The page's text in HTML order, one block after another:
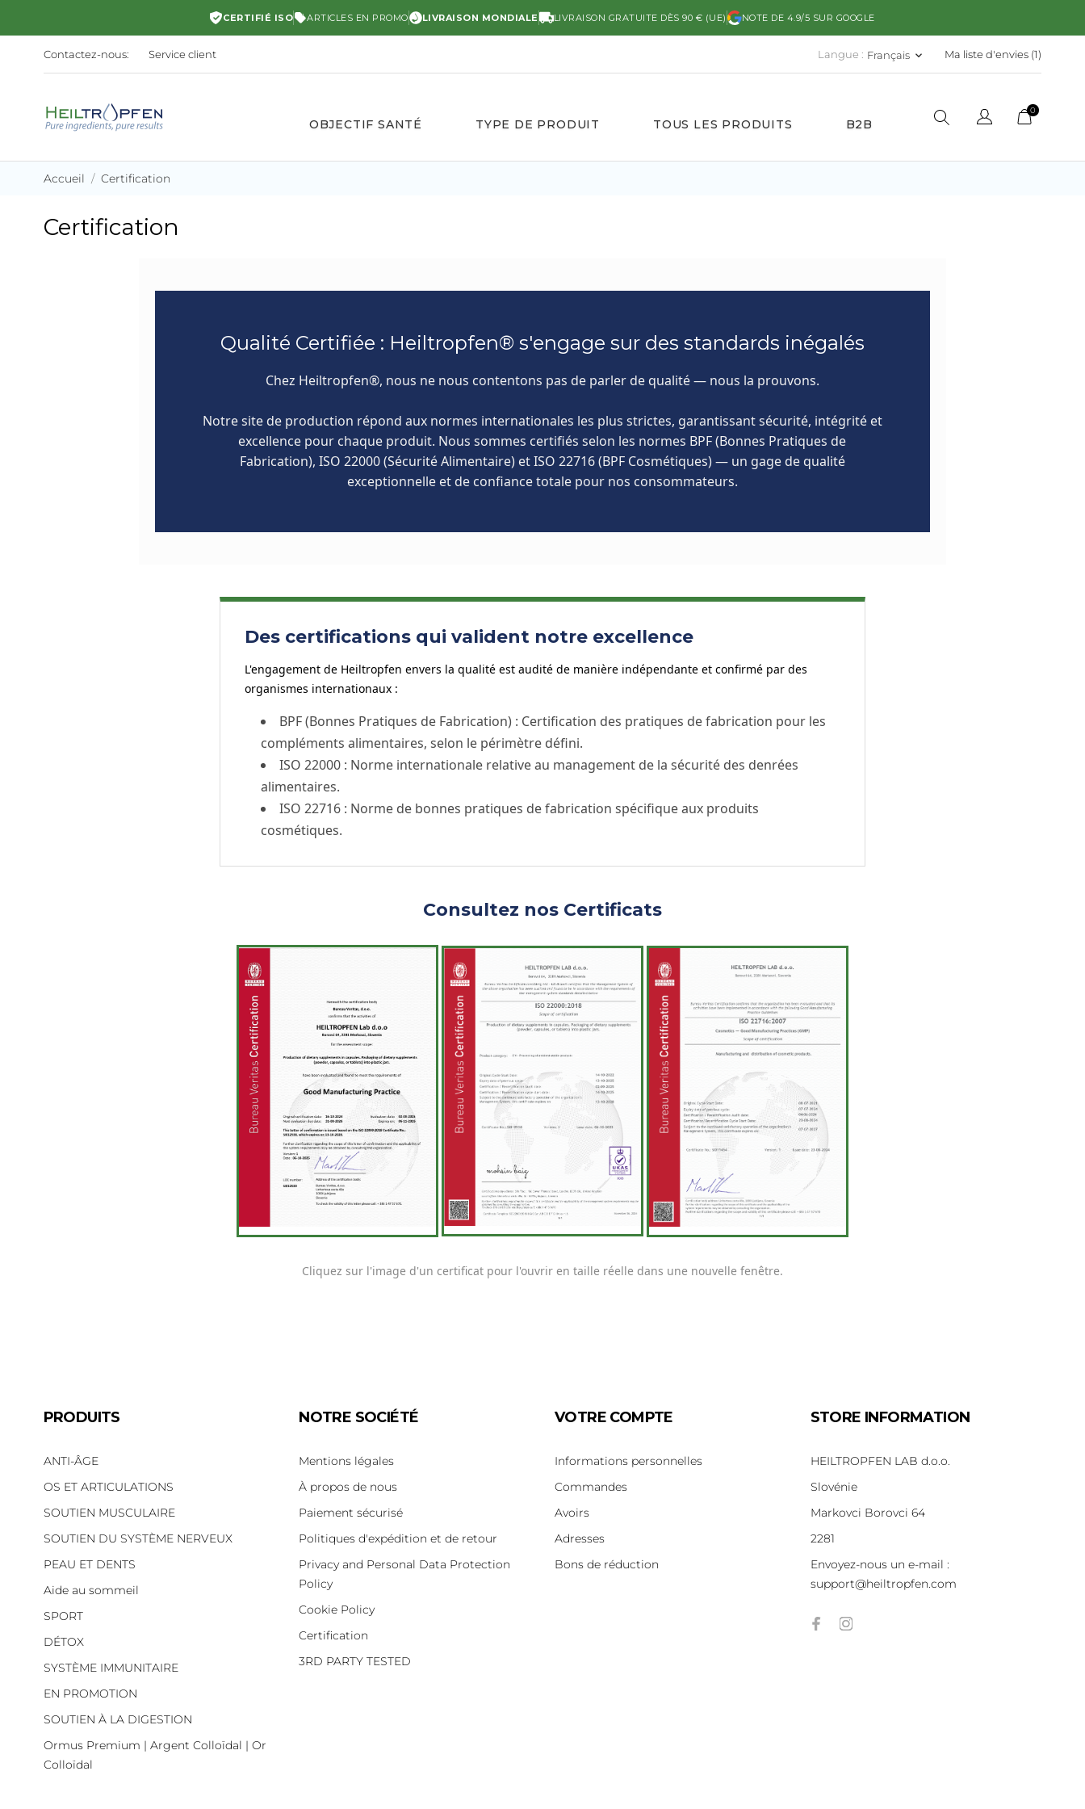
CERTIFIÉ ISO ARTICLES EN PROMO LIVRAISON MONDIALE LIVRAISON GRATUITE DÈS 90 € (UE) NOTE DE 4.9/5 SUR GOOGLE
Contactez-nous: Service client Langue : Français keyboard_arrow_down Ma liste d'envies (1)
OBJECTIF SANTÉ TYPE DE PRODUIT TOUS LES PRODUITS B2B
0
Accueil Certification
Certification
Qualité Certifiée : Heiltropfen®️ s'engage sur des standards inégalés
Chez Heiltropfen®️, nous ne nous contentons pas de parler de qualité — nous la prouvons.
Notre site de production répond aux normes internationales les plus strictes, garantissant sécurité, intégrité et
excellence pour chaque produit. Nous sommes certifiés selon les normes BPF (Bonnes Pratiques de
Fabrication), ISO 22000 (Sécurité Alimentaire) et ISO 22716 (BPF Cosmétiques) — un gage de qualité
exceptionnelle et de confiance totale pour nos consommateurs.
Des certifications qui valident notre excellence
L'engagement de Heiltropfen envers la qualité est audité de manière indépendante et confirmé par des
organismes internationaux :
BPF (Bonnes Pratiques de Fabrication) : Certification des pratiques de fabrication pour les
compléments alimentaires, selon le périmètre défini.
ISO 22000 : Norme internationale relative au management de la sécurité des denrées
alimentaires.
ISO 22716 : Norme de bonnes pratiques de fabrication spécifique aux produits
cosmétiques.
Consultez nos Certificats
Cliquez sur l'image d'un certificat pour l'ouvrir en taille réelle dans une nouvelle fenêtre.
PRODUITS
ANTI-ÂGE
OS ET ARTICULATIONS
SOUTIEN MUSCULAIRE
SOUTIEN DU SYSTÈME NERVEUX
PEAU ET DENTS
Aide au sommeil
SPORT
DÉTOX
SYSTÈME IMMUNITAIRE
EN PROMOTION
SOUTIEN À LA DIGESTION
Ormus Premium | Argent Colloïdal | Or
Colloïdal
NOTRE SOCIÉTÉ
Mentions légales
À propos de nous
Paiement sécurisé
Politiques d'expédition et de retour
Privacy and Personal Data Protection
Policy
Cookie Policy
Certification
3RD PARTY TESTED
VOTRE COMPTE
Informations personnelles
Commandes
Avoirs
Adresses
Bons de réduction
STORE INFORMATION
HEILTROPFEN LAB d.o.o.
Slovénie
Markovci Borovci 64
2281
Envoyez-nous un e-mail :
support@heiltropfen.com